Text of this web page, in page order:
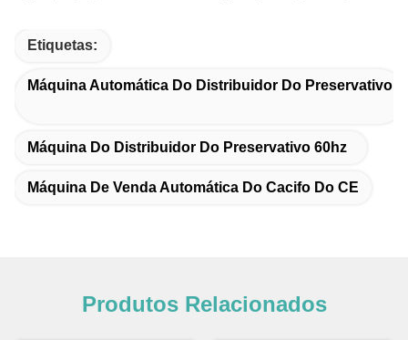
Etiquetas:
Máquina Automática Do Distribuidor Do Preservativo
Máquina Do Distribuidor Do Preservativo 60hz
Máquina De Venda Automática Do Cacifo Do CE
Produtos Relacionados